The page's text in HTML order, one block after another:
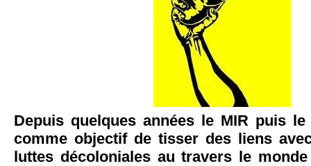
Depuis quelques années le MIR puis le
comme objectif de tisser des liens
luttes décoloniales au travers le